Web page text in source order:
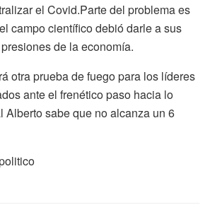
el Covid.Parte del problema es
campo científico debió darle a sus
de la economía.
otra prueba de fuego para los líderes
ante el frenético paso hacia lo
Alberto sabe que no alcanza un 6